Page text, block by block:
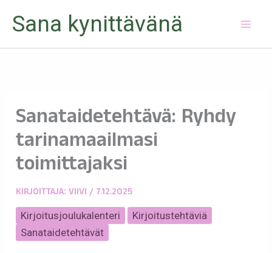
sisältöön
Sana kynittävänä
Sanataidetehtävä: Ryhdy
tarinamaailmasi
toimittajaksi
KIRJOITTAJA: VIIVI / 7.12.2025
Kirjoitusjoulukalenteri
Kirjoitustehtäviä
Sanataidetehtävät